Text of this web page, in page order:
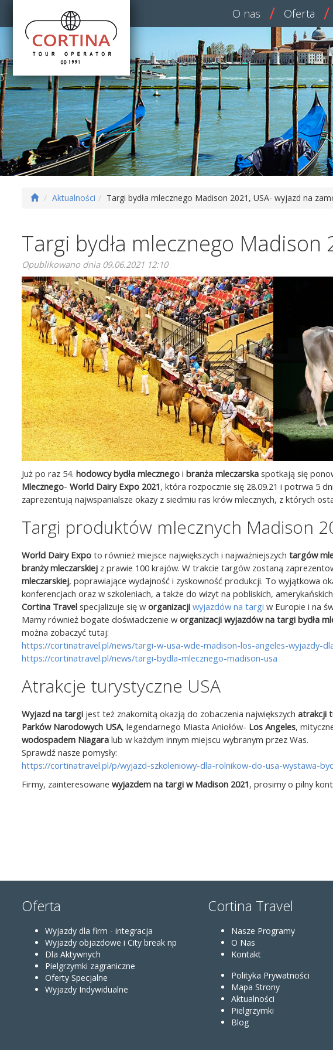
O nas Oferta
Aktualności Targi bydła mlecznego Madison 2021, USA- wyjazd na
Targi bydła mlecznego
Opublikowano dnia 09.06.2021 12:10
Już po raz 54. hodowcy bydła mlecznego i branża mleczarska spotkają się
Mlecznego- World Dairy Expo 2021, która rozpocznie się 28.09.21 i potrwa 5
zaprezentują najwspanialsze okazy z siedmiu ras krów mlecznych, z których
Targi produktów mlecznych Madison
World Dairy Expo to również miejsce największych i najważniejszych targów
branży mleczarskiej z prawie 100 krajów. W trakcie targów zostaną
mleczarskiej, poprawiające wydajność i zyskowność produkcji. To wyjątkowa
konferencjach oraz w szkoleniach, a także do wizyt na pobliskich,
Cortina Travel specjalizuje się w organizacji wyjazdów na targi w Europie i na
Mamy również bogate doświadczenie w organizacji wyjazdów na targi bydła
można zobaczyć tutaj:
https://cortinatravel.pl/news/targi-w-usa-wde-madison-los-angeles-wyjazdy-
https://cortinatravel.pl/news/targi-bydla-mlecznego-madison-usa
Atrakcje turystyczne USA
Wyjazd na targi jest też znakomitą okazją do zobaczenia największych atrakcji
Parków Narodowych USA, legendarnego Miasta Aniołów- Los Angeles,
wodospadem Niagara lub w każdym innym miejscu wybranym przez Was.
Sprawdź nasze pomysły:
https://cortinatravel.pl/p/wyjazd-szkoleniowy-dla-rolnikow-do-usa-wystawa-
Firmy, zainteresowane wyjazdem na targi w Madison 2021, prosimy o pilny
Oferta
Wyjazdy dla firm - integracja
Wyjazdy objazdowe i City break np
Dla Aktywnych
Pielgrzymki zagraniczne
Oferty Specjalne
Wyjazdy Indywidualne
Cortina Travel
Nasze Programy
O Nas
Kontakt
Polityka Prywatności
Mapa Strony
Aktualności
Pielgrzymki
Blog